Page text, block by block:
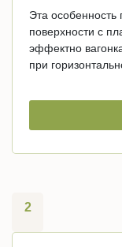
Эта особенность
поверхности с
эффектно
при
2